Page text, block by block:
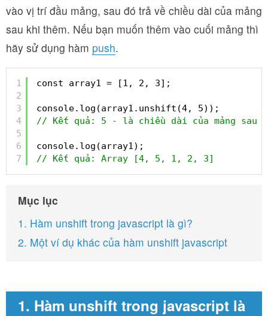
vào vị trí đầu mảng, sau đó trả về chiều dài của mảng
sau khi thêm. Nếu bạn muốn thêm vào cuối mảng thì
hãy sử dụng hàm push.
1
2
3
4
5
6
7
const array1 = [1, 2, 3];
console.log(array1.unshift(4, 5));
// Kết quả: 5 - là chiều dài của mảng sau
console.log(array1);
// Kết quả: Array [4, 5, 1, 2, 3]
Mục lục
1. Hàm unshift trong javascript là gì?
2. Một ví dụ khác của hàm unshift javascript
1. Hàm unshift trong javascript là